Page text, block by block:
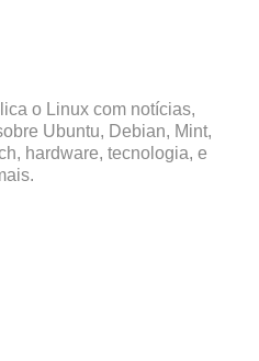
o Linux com notícias,
Ubuntu, Debian, Mint,
hardware, tecnologia, e